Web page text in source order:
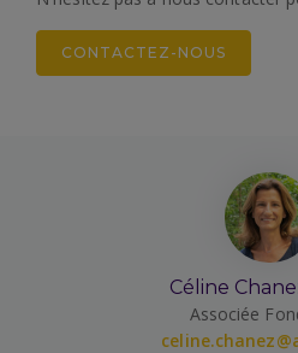
CONTACTEZ-NOUS
Céline
Associée